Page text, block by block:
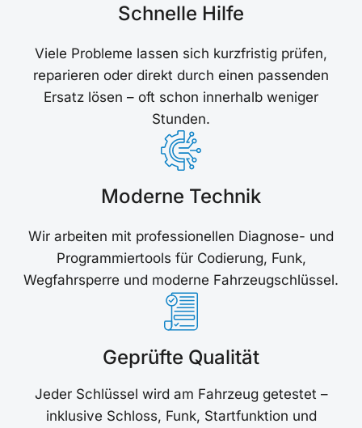
Schnelle Hilfe
Viele Probleme lassen sich kurzfristig prüfen,
reparieren oder direkt durch einen passenden
Ersatz lösen – oft schon innerhalb weniger
Stunden.
Moderne Technik
Wir arbeiten mit professionellen Diagnose- und
Programmiertools für Codierung, Funk,
Wegfahrsperre und moderne Fahrzeugschlüssel.
Geprüfte Qualität
Jeder Schlüssel wird am Fahrzeug getestet –
inklusive Schloss, Funk, Startfunktion und